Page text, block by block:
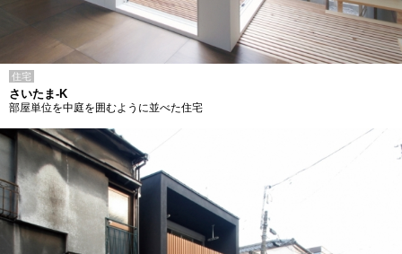
住宅
さいたま-K
部屋単位を中庭を囲むように並べた住宅